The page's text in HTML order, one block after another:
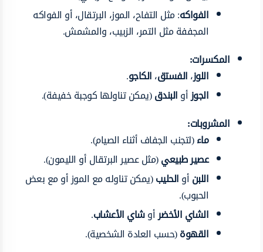
الفواكه: مثل التفاح، الموز، البرتقال، أو الفواكه
المجففة مثل التمر، الزبيب، والمشمش.
المكسرات:
اللوز،الفستق،الكاجو.
الجوزأوالبندق(يمكن تناولها كوجبة خفيفة).
المشروبات:
ماء(لتجنب الجفاف أثناء الصيام).
عصير طبيعي(مثل عصير البرتقال أو الليمون).
اللبنأوالحليب(يمكن تناوله مع الموز أو مع بعض
الحبوب).
الشاي الأخضرأوشاي الأعشاب.
القهوة(حسب العادة الشخصية).